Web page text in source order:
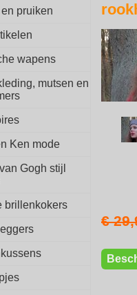
pruiken
wapens
mutsen en
Ken mode
Gogh stijl
brillenkokers
€